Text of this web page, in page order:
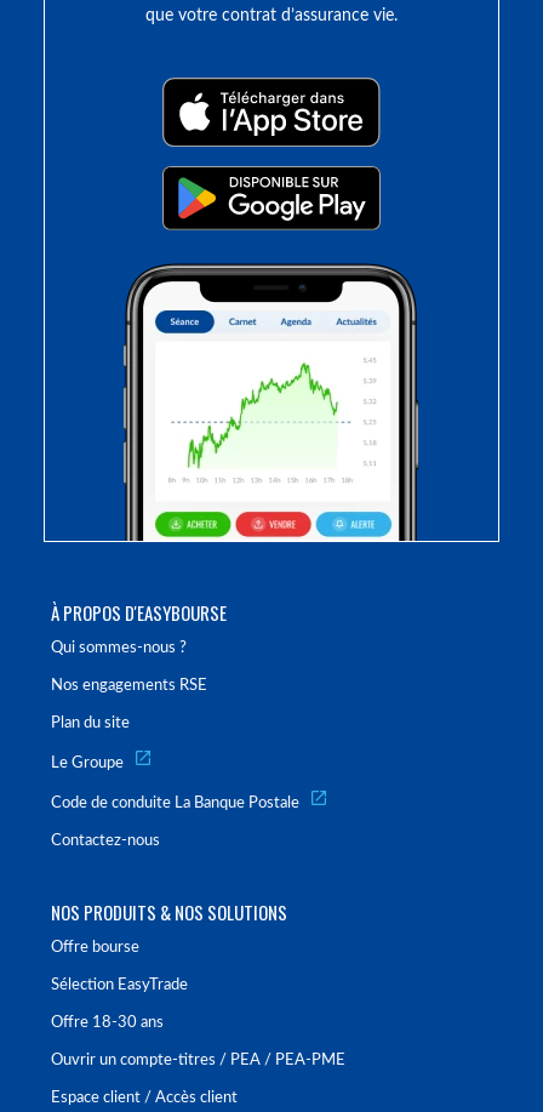
À PROPOS D'EASYBOURSE
Qui sommes-nous ?
Nos engagements RSE
Plan du site
Le Groupe
Code de conduite La Banque Postale
Contactez-nous
NOS PRODUITS & NOS SOLUTIONS
Offre bourse
Sélection EasyTrade
Offre 18-30 ans
Ouvrir un compte-titres / PEA / PEA-PME
Espace client / Accès client
que votre contrat d’assurance vie.